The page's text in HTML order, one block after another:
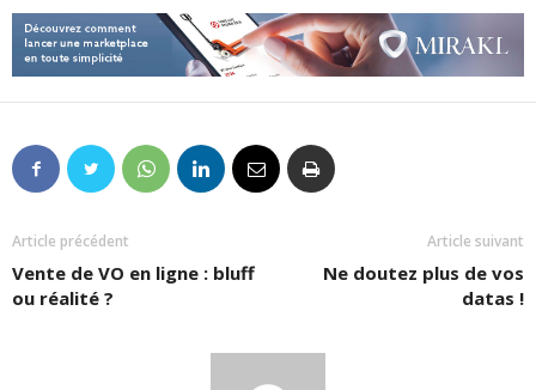
Article précédent
Vente de VO en ligne : bluff
ou réalité ?
Article suivant
Ne doutez plus de vos
datas !